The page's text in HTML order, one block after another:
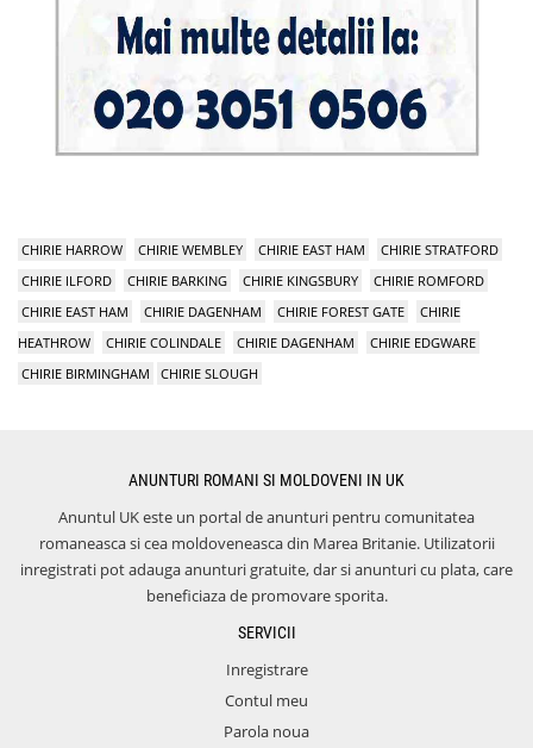
CHIRIE HARROW CHIRIE WEMBLEY CHIRIE EAST HAM
CHIRIE STRATFORD
CHIRIE ILFORD
CHIRIE BARKING CHIRIE KINGSBURY
CHIRIE ROMFORD
CHIRIE EAST HAM
CHIRIE DAGENHAM CHIRIE FOREST GATE
CHIRIE
HEATHROW
CHIRIE COLINDALE CHIRIE DAGENHAM
CHIRIE EDGWARE
CHIRIE BIRMINGHAM
CHIRIE SLOUGH
ANUNTURI ROMANI SI MOLDOVENI IN UK
Anuntul UK este un portal de anunturi pentru comunitatea
romaneasca si cea moldoveneasca din Marea Britanie. Utilizatorii
inregistrati pot adauga anunturi gratuite, dar si anunturi cu plata, care
beneficiaza de promovare sporita.
SERVICII
Inregistrare
Contul meu
Parola noua